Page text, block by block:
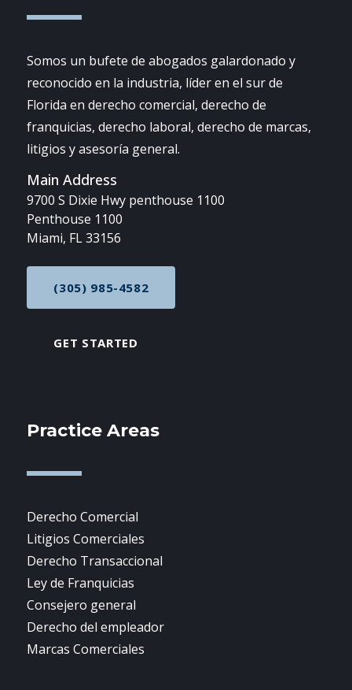
Somos un bufete de abogados galardonado y
reconocido en la industria, líder en el sur de
Florida en derecho comercial, derecho de
franquicias, derecho laboral, derecho de marcas,
litigios y asesoría general.
Main Address
9700 S Dixie Hwy penthouse 1100
Penthouse 1100
Miami, FL 33156
CALL NOW AT
(305) 985-4582
GET STARTED
Practice Areas
Derecho Comercial
Litigios Comerciales
Derecho Transaccional
Ley de Franquicias
Consejero general
Derecho del empleador
Marcas Comerciales